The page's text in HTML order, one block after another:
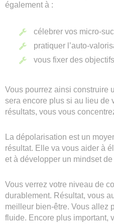
également à :
célebrer vos micro-
pratiquer l’auto-
vous fixer des
Vous pourrez ainsi construire
sera encore plus si au lieu de
résultats, vous vous
La dépolarisation est un
résultat. Elle va vous aider à
et à développer un mindset
Vous verrez votre niveau de
durablement. Résultat, vous
meilleur bien-être. Vous allez
fluide. Encore plus important,